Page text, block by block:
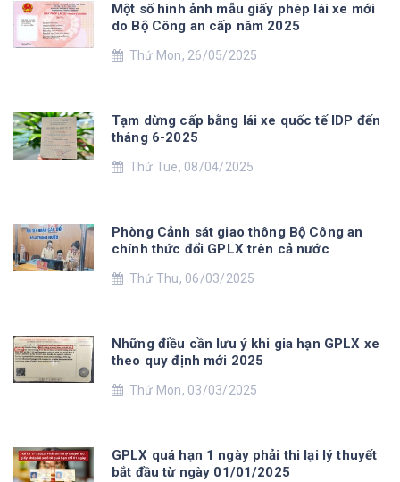
Một số hình ảnh mẫu giấy phép lái xe mới
do Bộ Công an cấp năm 2025
Thứ Mon, 26/05/2025
Tạm dừng cấp bằng lái xe quốc tế IDP đến
tháng 6-2025
Thứ Tue, 08/04/2025
Phòng Cảnh sát giao thông Bộ Công an
chính thức đổi GPLX trên cả nước
Thứ Thu, 06/03/2025
Những điều cần lưu ý khi gia hạn GPLX xe
theo quy định mới 2025
Thứ Mon, 03/03/2025
GPLX quá hạn 1 ngày phải thi lại lý thuyết
bắt đầu từ ngày 01/01/2025